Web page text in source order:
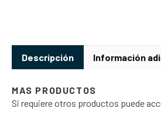
Descripción Información
MAS PRODUCTOS
Si requiere otros productos puede